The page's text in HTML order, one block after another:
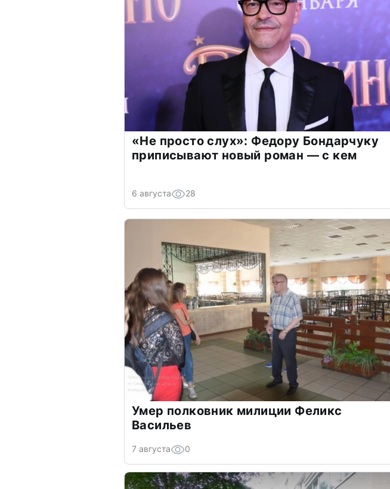
«Не просто слух»: Федору Бондарчуку
приписывают новый роман — с кем
6 августа 28
Умер полковник милиции Феликс
Васильев
7 августа 0